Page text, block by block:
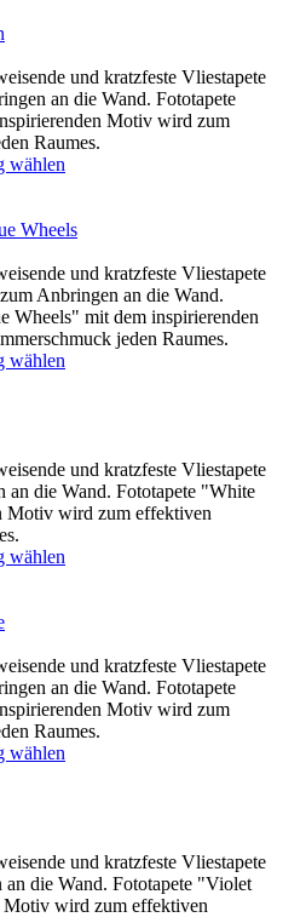
und kratzfeste Vliestapete
an die Wand. Fototapete
Motiv wird zum
Raumes.
wählen
Wheels
und kratzfeste Vliestapete
Anbringen an die Wand.
Wheels" mit dem inspirierenden
jeden Raumes.
wählen
und kratzfeste Vliestapete
die Wand. Fototapete "White
Motiv wird zum effektiven
wählen
und kratzfeste Vliestapete
an die Wand. Fototapete
Motiv wird zum
Raumes.
wählen
und kratzfeste Vliestapete
die Wand. Fototapete "Violet
wird zum effektiven